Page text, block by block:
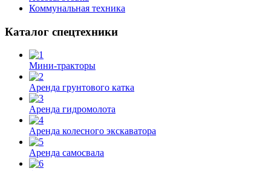
Коммунальная техника
Каталог спецтехники
Мини-тракторы
Аренда грунтового катка
Аренда гидромолота
Аренда колесного экскаватора
Аренда самосвала